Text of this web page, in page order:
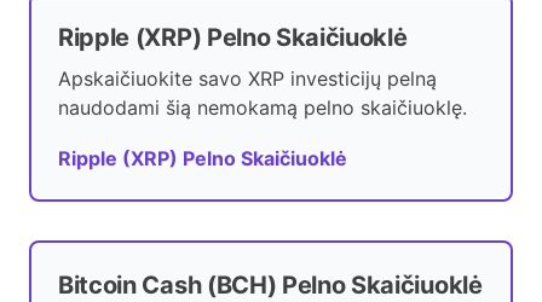
Ripple (XRP) Pelno Skaičiuoklė
Apskaičiuokite savo XRP investicijų pelną
naudodami šią nemokamą pelno skaičiuoklę.
Ripple (XRP) Pelno Skaičiuoklė
Bitcoin Cash (BCH) Pelno Skaičiuoklė